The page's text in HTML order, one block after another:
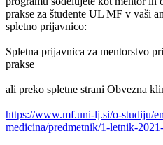
prakse za študente UL MF v vaši
spletno prijavnico:
Spletna prijavnica za mentorstvo
prakse
ali preko spletne strani Obvezna
https://www.mf.uni-lj.si/o-studiju/
medicina/predmetnik/1-letnik-